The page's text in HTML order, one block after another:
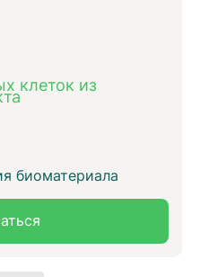
клеток из
биоматериала